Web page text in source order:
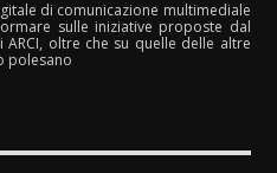
di comunicazione multimediale
sulle iniziative proposte dal
oltre che su quelle delle altre
polesano